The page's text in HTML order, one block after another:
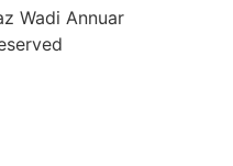
Wadi Annuar